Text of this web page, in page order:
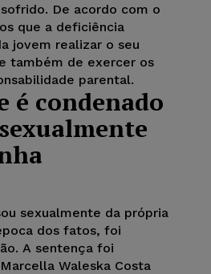
De acordo com o
que a deficiência
jovem realizar o seu
também de exercer os
parental.
é condenado
sexualmente da própria
dos fatos, foi
A sentença foi
Waleska Costa